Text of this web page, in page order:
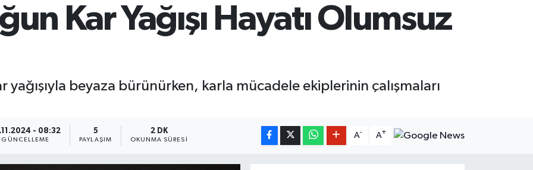
6618.49
2.12
BİST100
13.887 64
Kar Yağışı Hayatı Olumsuz
yağışıyla beyaza bürünürken, karla mücadele ekiplerinin çalışmaları
- 08:32
GÜNCELLEME
5
PAYLAŞIM
2 DK
OKUNMA SÜRESI
A- A+